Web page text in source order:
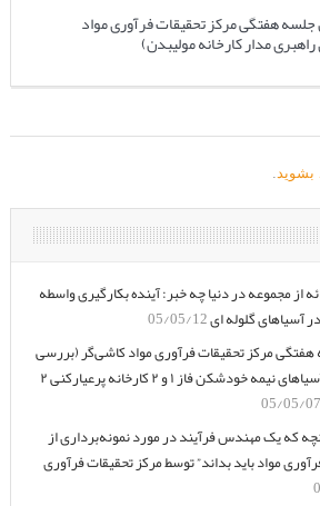
هفتگی مرکز تحقیقات فرآوری مواد
مدار کارخانه مولیبدن)
بشوید.
از مجموعه در دنیا چه خبر: آینده بکارگیری واسطه
آسیاهای گلوله ای05/05/12
مرکز تحقیقات فرآوری مواد کاشی‌گر (بررسی
روند تعویض آسترهای آسیاهای نیمه خودشکن فاز ۱ و ۲ کارخانه پرعیارکنی ۲
05/05/07
که یک مهندس فرآیند در مورد نمونه‌برداری از
مواد باید بداند” توسط مرکز تحقیقات فرآوری